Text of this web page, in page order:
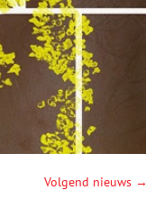
Volgend nieuws →